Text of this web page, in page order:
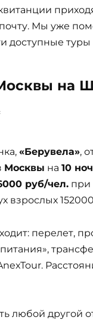
Мы уже
доступные
на
«Берувела»,
Москвы на 10
руб/чел. при
взрослых
перелет,
любой другой